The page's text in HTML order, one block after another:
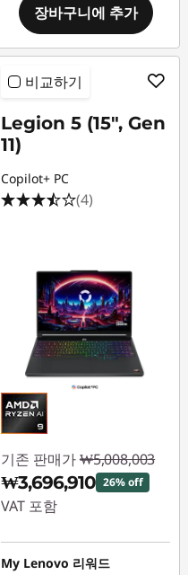
장바구니에 추가
비교하기
Legion 5 (15", Gen
11)
Copilot+ PC
(4)
기존 판매가 ₩5,008,003
₩3,696,910 26% off
VAT 포함
즉시 할인: :-
₩1,311,093
My Lenovo 리워드